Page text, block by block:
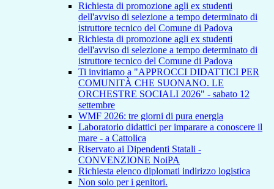
Richiesta di promozione agli ex studenti
dell'avviso di selezione a tempo determinato di
istruttore tecnico del Comune di Padova
Richiesta di promozione agli ex studenti
dell'avviso di selezione a tempo determinato di
istruttore tecnico del Comune di Padova
Ti invitiamo a "APPROCCI DIDATTICI PER
COMUNITÀ CHE SUONANO. LE
ORCHESTRE SOCIALI 2026" - sabato 12
settembre
WMF 2026: tre giorni di pura energia
Laboratorio didattici per imparare a conoscere il
mare - a Cattolica
Riservato ai Dipendenti Statali -
CONVENZIONE NoiPA
Richiesta elenco diplomati indirizzo logistica
Non solo per i genitori.